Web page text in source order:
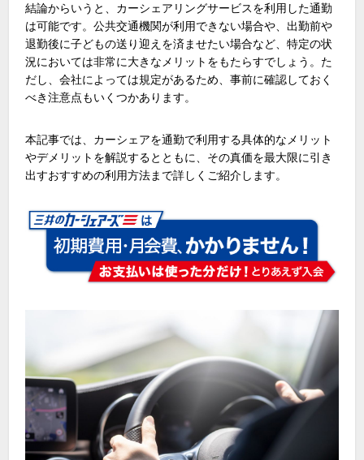
結論からいうと、カーシェアリングサービスを利用した通勤
は可能です。公共交通機関が利用できない場合や、出勤前や
退勤後に子どもの送り迎えを済ませたい場合など、特定の状
況においては非常に大きなメリットをもたらすでしょう。た
だし、会社によっては規定があるため、事前に確認しておく
べき注意点もいくつかあります。
本記事では、カーシェアを通勤で利用する具体的なメリット
やデメリットを解説するとともに、その真価を最大限に引き
出すおすすめの利用方法まで詳しくご紹介します。